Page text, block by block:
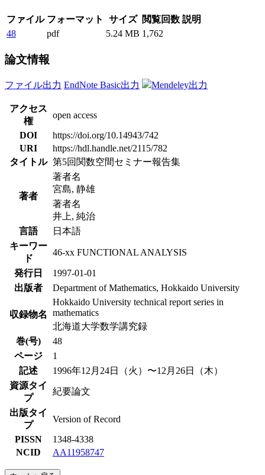
ファイル フォーマット サイズ 閲覧回数 説明
48
pdf 5.24 MB 1,762
論文情報
ファイル出力 EndNote Basic出力 Mendeley出力
アクセス
権
open access
DOI
https://doi.org/10.14943/742
URI
https://hdl.handle.net/2115/782
タイトル 第5回関数空間セミナー報告集
著者
著者名
宮島, 静雄
著者名
井上, 純治
言語
日本語
キーワー
ド
46-xx FUNCTIONAL ANALYSIS
発行日
1997-01-01
出版者
Department of Mathematics, Hokkaido University
収録物名
Hokkaido University technical report series in
mathematics
北海道大学数学講究録
巻(号)
48
ページ
1
記述
1996年12月24日（火）〜12月26日（木）
資源タイ
プ
紀要論文
出版タイ
プ
Version of Record
PISSN
1348-4338
NCID
AA11958747